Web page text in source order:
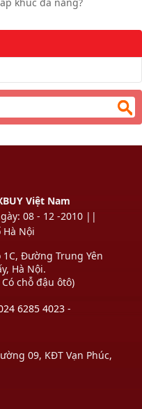
Việt Nam
08 - 12 -2010 ||
Nội
1C, Đường Trung Yên
Hà Nội.
chỗ đậu ôtô)
6285 4023 -
09, KĐT Vạn Phúc,